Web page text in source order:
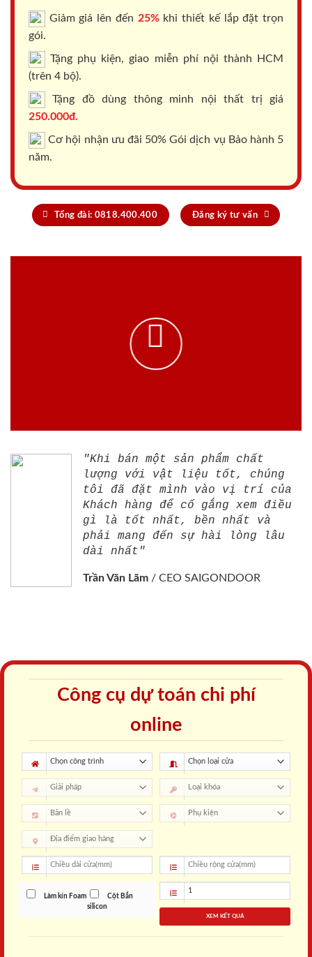
Giảm giá lên đến 25%khi thiết kế lắp đặt trọn
gói.
Tặng phụ kiện, giao miễn phí nội thành HCM
(trên 4 bộ).
Tặng đồ dùng thông minh nội thất trị giá
250.000đ.
Cơ hội nhận ưu đãi 50% Gói dịch vụ Bảo hành 5
năm.
Tổng đài: 0818.400.400 Đăng ký tư vấn
"Khi bán một sản phẩm chất
lượng với vật liệu tốt, chúng
tôi đã đặt mình vào vị trí của
Khách hàng để cố gắng xem điều
gì là tốt nhất, bền nhất và
phải mang đến sự hài lòng lâu
dài nhất"
Trần Văn Lãm / CEO SAIGONDOOR
Công cụ dự toán chi phí
online
Làm kín Foam
Cột Bắn
silicon
XEM KẾT QUẢ